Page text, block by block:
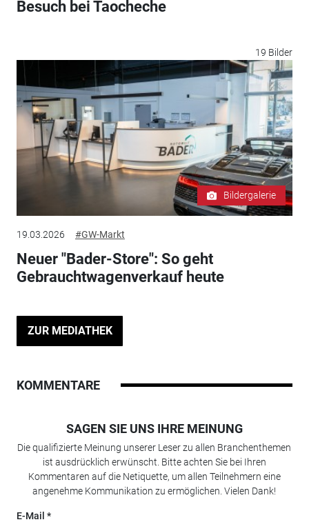
Besuch bei Taocheche
19 Bilder
Bildergalerie
19.03.2026 #GW-Markt
Neuer "Bader-Store": So geht
Gebrauchtwagenverkauf heute
ZUR MEDIATHEK
KOMMENTARE
SAGEN SIE UNS IHRE MEINUNG
Die qualifizierte Meinung unserer Leser zu allen Branchenthemen
ist ausdrücklich erwünscht. Bitte achten Sie bei Ihren
Kommentaren auf die Netiquette, um allen Teilnehmern eine
angenehme Kommunikation zu ermöglichen. Vielen Dank!
E-Mail